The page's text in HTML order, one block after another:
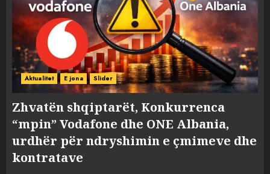
Aktualitet E jona Slider
Zhvatën shqiptarët, Konkurrenca
“mpin” Vodafone dhe ONE Albania,
urdhër për ndryshimin e çmimeve dhe
kontratave